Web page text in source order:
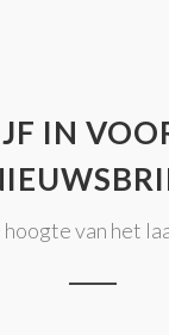
IN
van het